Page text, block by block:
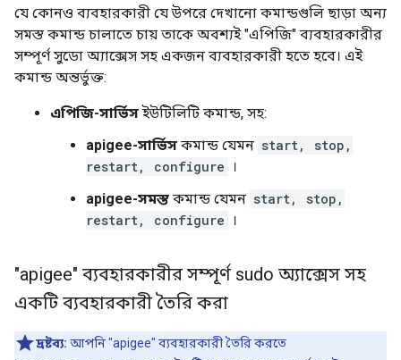
যে কোনও ব্যবহারকারী যে উপরে দেখানো কমান্ডগুলি ছাড়া অন্য
সমস্ত কমান্ড চালাতে চায় তাকে অবশ্যই "এপিজি" ব্যবহারকারীর
সম্পূর্ণ সুডো অ্যাক্সেস সহ একজন ব্যবহারকারী হতে হবে। এই
কমান্ড অন্তর্ভুক্ত:
এপিজি-সার্ভিসইউটিলিটি কমান্ড, সহ:
apigee-সার্ভিস কমান্ড যেমন start, stop,
restart, configure
।
apigee-সমস্ত কমান্ড যেমন start, stop,
restart, configure
।
"apigee" ব্যবহারকারীর সম্পূর্ণ sudo অ্যাক্সেস সহ
একটি ব্যবহারকারী তৈরি করা
দ্রষ্টব্য: আপনি "apigee" ব্যবহারকারী তৈরি করতে